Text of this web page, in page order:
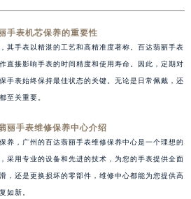
手表机芯保养的重要性
其手表以精湛的工艺和高精准度著称。百达翡丽手表
直接影响手表的时间精度和使用寿命。因此，定期对
手表始终保持最佳状态的关键。无论是日常佩戴，还
至关重要。
丽手表维修保养中心介绍
养，广州的百达翡丽手表维修保养中心是一个理想的
采用专业的设备和先进的技术，为您的手表提供全面
，还是更换损坏的零部件，维修中心都能为您提供高
如新。